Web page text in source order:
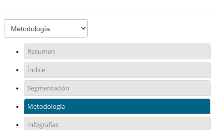
Resumen
Índice
Segmentación
Metodología
Infografías